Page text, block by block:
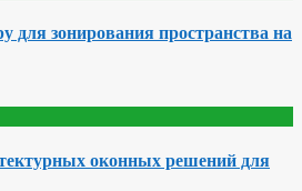
для зонирования пространства на
оконных решений для